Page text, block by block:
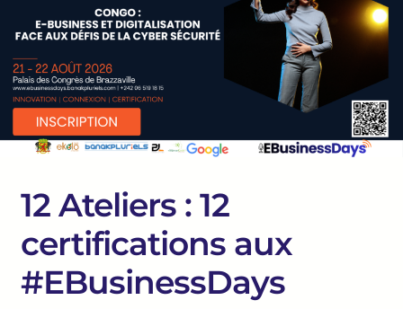
12 Ateliers : 12
certifications aux
#EBusinessDays